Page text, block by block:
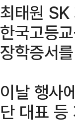
최태원
한국고등
장학증서
이날 행사
단 대표 등